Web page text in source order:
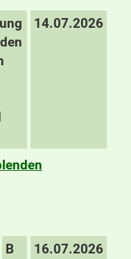
14.07.2026
B
16.07.2026